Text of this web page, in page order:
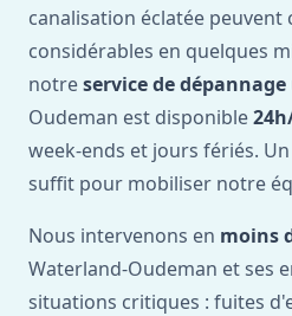
canalisation éclatée peuvent
considérables en quelques
notreservice de
Oudeman est disponible
week-ends et jours fériés.
suffit pour mobiliser notre
Nous intervenons en moins
Waterland-Oudeman et ses
situations critiques : fuites